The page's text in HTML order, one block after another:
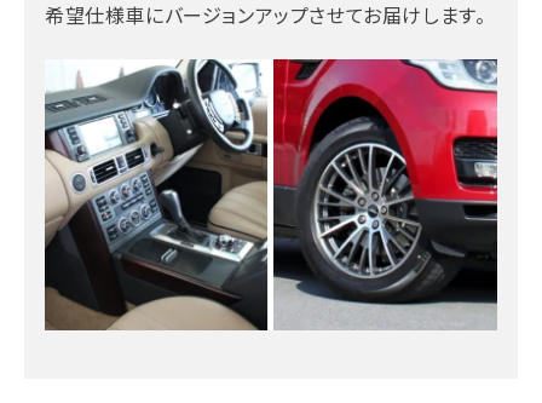
希望仕様車にバージョンアップさせてお届けします。